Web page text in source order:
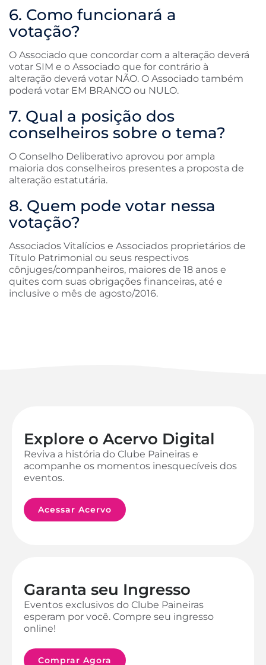
6. Como funcionará a
votação?
O Associado que concordar com a alteração deverá
votar SIM e o Associado que for contrário à
alteração deverá votar NÃO. O Associado também
poderá votar EM BRANCO ou NULO.
7. Qual a posição dos
conselheiros sobre o tema?
O Conselho Deliberativo aprovou por ampla
maioria dos conselheiros presentes a proposta de
alteração estatutária.
8. Quem pode votar nessa
votação?
Associados Vitalícios e Associados proprietários de
Título Patrimonial ou seus respectivos
cônjuges/companheiros, maiores de 18 anos e
quites com suas obrigações financeiras, até e
inclusive o mês de agosto/2016.
Explore o Acervo Digital
Reviva a história do Clube Paineiras e
acompanhe os momentos inesquecíveis dos
eventos.
Acessar Acervo
Garanta seu Ingresso
Eventos exclusivos do Clube Paineiras
esperam por você. Compre seu ingresso
online!
Comprar Agora